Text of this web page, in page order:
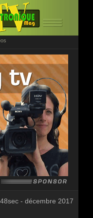
- décembre 2017